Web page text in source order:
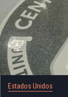
Estados Unidos